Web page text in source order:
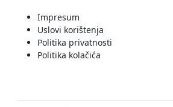
Impresum
Uslovi korištenja
Politika privatnosti
Politika kolačića